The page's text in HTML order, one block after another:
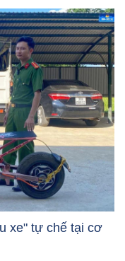
xe" tự chế tại cơ